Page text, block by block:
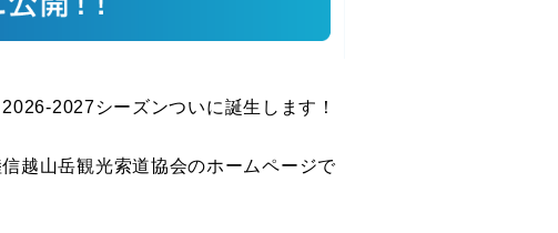
2026-2027 シーズンついに誕生します！
越山岳観光索道協会のホームページで